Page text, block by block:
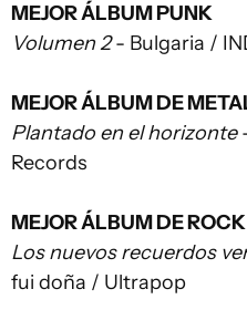
MEJOR ÁLBUM PUNK
Volumen 2- Bulgaria /
MEJOR ÁLBUM DE
Plantado en el horizonte
Records
MEJOR ÁLBUM DE
Los nuevos recuerdos
fui doña / Ultrapop